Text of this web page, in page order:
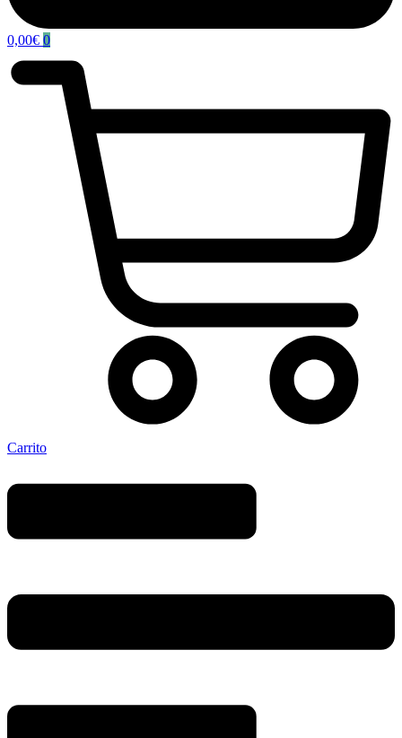
0,00€ 0
Carrito